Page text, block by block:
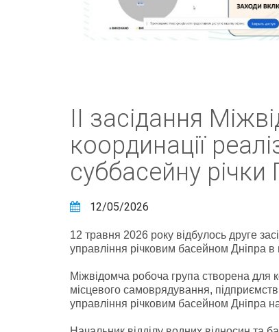
ІІ засідання
координації
суббасейну річки
12/05/2026
12 травня 2026 року відбулось друге
управління річковим басейном Дніпра
Міжвідомча робоча група створена для
місцевого самоврядування,
управління річковим басейном Дніпра